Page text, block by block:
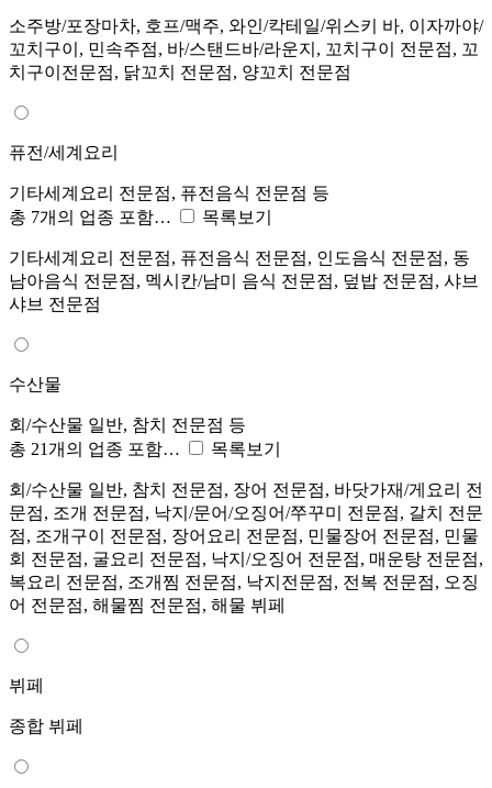
소주방/포장마차, 호프/맥주, 와인/칵테일/위스키 바, 이자까야/
꼬치구이, 민속주점, 바/스탠드바/라운지, 꼬치구이 전문점, 꼬
치구이전문점, 닭꼬치 전문점, 양꼬치 전문점
퓨전/세계요리
기타세계요리 전문점, 퓨전음식 전문점 등
총 7개의 업종 포함…
목록보기
기타세계요리 전문점, 퓨전음식 전문점, 인도음식 전문점, 동
남아음식 전문점, 멕시칸/남미 음식 전문점, 덮밥 전문점, 샤브
샤브 전문점
수산물
회/수산물 일반, 참치 전문점 등
총 21개의 업종 포함…
목록보기
회/수산물 일반, 참치 전문점, 장어 전문점, 바닷가재/게요리 전
문점, 조개 전문점, 낙지/문어/오징어/쭈꾸미 전문점, 갈치 전문
점, 조개구이 전문점, 장어요리 전문점, 민물장어 전문점, 민물
회 전문점, 굴요리 전문점, 낙지/오징어 전문점, 매운탕 전문점,
복요리 전문점, 조개찜 전문점, 낙지전문점, 전복 전문점, 오징
어 전문점, 해물찜 전문점, 해물 뷔페
뷔페
종합 뷔페